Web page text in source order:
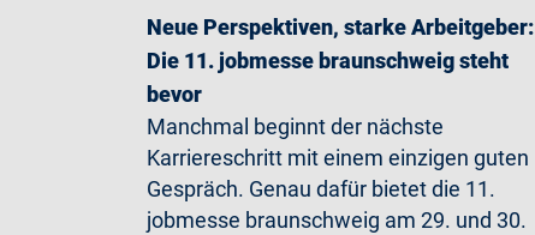
Neue Perspektiven, starke Arbeitgeber:
Die 11. jobmesse braunschweig steht
bevor
Manchmal beginnt der nächste
Karriereschritt mit einem einzigen guten
Gespräch. Genau dafür bietet die 11.
jobmesse braunschweig am 29. und 30.